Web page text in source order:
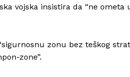
vojska insistira da “ne ometa
zonu bez teškog
zone”.